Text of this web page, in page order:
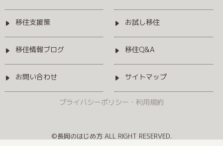
移住支援策
移住情報ブログ
お問い合わせ
お試し移住
移住Q&A
サイトマップ
プライバシーポリシー・利用規約
©長岡のはじめ方 ALL RIGHT RESERVED.